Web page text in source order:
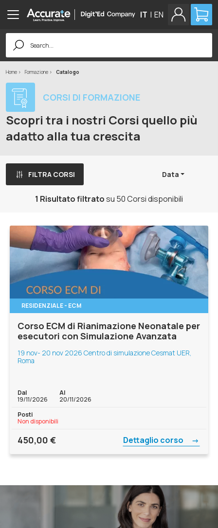
IT | EN
Search
for:
Home Formazione Catalogo
CORSI DI FORMAZIONE
Scopri tra i nostri Corsi quello più
adatto alla tua crescita
FILTRA CORSI Data
1 Risultato filtratosu 50 Corsi disponibili
RESIDENZIALE - ECM
Corso ECM di Rianimazione Neonatale per
esecutori con Simulazione Avanzata
19 nov- 20 nov 2026 Centro di simulazione Cesmat UER,
Roma
Dal
19/11/2026
Al
20/11/2026
Posti
Non disponibili
450,00 € Dettaglio corso